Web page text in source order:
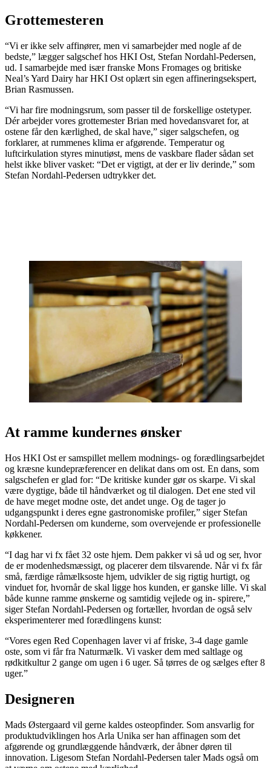
Grottemesteren
“Vi er ikke selv affinører, men vi samarbejder med nogle af de
bedste,” lægger salgschef hos HKI Ost, Stefan Nordahl-Pedersen,
ud. I samarbejde med især franske Mons Fromages og britiske
Neal’s Yard Dairy har HKI Ost oplært sin egen affineringsekspert,
Brian Rasmussen.
“Vi har fire modningsrum, som passer til de forskellige ostetyper.
Dér arbejder vores grottemester Brian med hovedansvaret for, at
ostene får den kærlighed, de skal have,” siger salgschefen, og
forklarer, at rummenes klima er afgørende. Temperatur og
luftcirkulation styres minutiøst, mens de vaskbare flader sådan set
helst ikke bliver vasket: “Det er vigtigt, at der er liv derinde,” som
Stefan Nordahl-Pedersen udtrykker det.
At ramme kundernes ønsker
Hos HKI Ost er samspillet mellem modnings- og forædlingsarbejdet
og kræsne kundepræferencer en delikat dans om ost. En dans, som
salgschefen er glad for: “De kritiske kunder gør os skarpe. Vi skal
være dygtige, både til håndværket og til dialogen. Det ene sted vil
de have meget modne oste, det andet unge. Og de tager jo
udgangspunkt i deres egne gastronomiske profiler,” siger Stefan
Nordahl-Pedersen om kunderne, som overvejende er professionelle
køkkener.
“I dag har vi fx fået 32 oste hjem. Dem pakker vi så ud og ser, hvor
de er modenhedsmæssigt, og placerer dem tilsvarende. Når vi fx får
små, færdige råmælksoste hjem, udvikler de sig rigtig hurtigt, og
vinduet for, hvornår de skal ligge hos kunden, er ganske lille. Vi skal
både kunne ramme ønskerne og samtidig vejlede og in- spirere,”
siger Stefan Nordahl-Pedersen og fortæller, hvordan de også selv
eksperimenterer med forædlingens kunst:
“Vores egen Red Copenhagen laver vi af friske, 3-4 dage gamle
oste, som vi får fra Naturmælk. Vi vasker dem med saltlage og
rødkitkultur 2 gange om ugen i 6 uger. Så tørres de og sælges efter 8
uger.”
Designeren
Mads Østergaard vil gerne kaldes osteopfinder. Som ansvarlig for
produktudviklingen hos Arla Unika ser han affinagen som det
afgørende og grundlæggende håndværk, der åbner døren til
innovation. Ligesom Stefan Nordahl-Pedersen taler Mads også om